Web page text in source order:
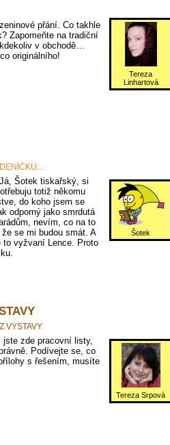
Tereza
Linhartová
přání. Co takhle
Zapomeňte na tradiční
v obchodě…
originálního!
Šotek
Šotek tiskařský, si
totiž někomu
do koho jsem se
odporný jako smrdutá
nevím, co na to
se mi budou smát. A
vyžvaní Lence. Proto
VÝSTAVY
Tereza Srpová
zde pracovní listy,
Podívejte se, co
s řešením, musíte